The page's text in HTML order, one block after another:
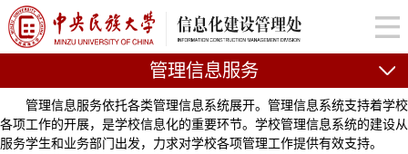
管理信息服务
管理信息服务依托各类管理信息系统展开。管理信息系统支持着学校
各项工作的开展，是学校信息化的重要环节。学校管理信息系统的建设从
服务学生和业务部门出发，力求对学校各项管理工作提供有效支持。